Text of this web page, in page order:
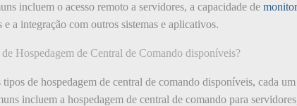
incluem o acesso remoto a servidores, a capacidade de
e a integração com outros sistemas e aplicativos.
Hospedagem de Central de Comando disponíveis?
de hospedagem de central de comando disponíveis, cada
incluem a hospedagem de central de comando para